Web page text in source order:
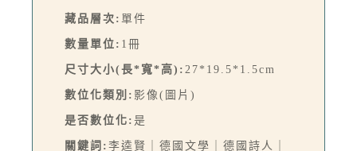
藏品層次: 單件
數量單位: 1冊
尺寸大小(長*寬*高): 27*19.5*1.5cm
數位化類別: 影像(圖片)
是否數位化: 是
關鍵詞: 李逵賢｜德國文學｜德國詩人｜